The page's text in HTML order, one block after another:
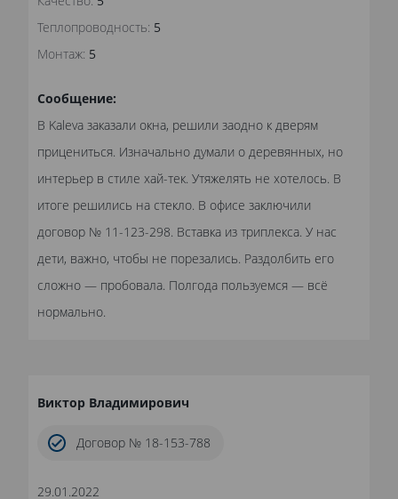
Теплопроводность: 5
Монтаж: 5
Сообщение:
В Kaleva заказали окна, решили заодно к дверям
прицениться. Изначально думали о деревянных, но
интерьер в стиле хай-тек. Утяжелять не хотелось. В
итоге решились на стекло. В офисе заключили
договор № 11-123-298. Вставка из триплекса. У нас
дети, важно, чтобы не порезались. Раздолбить его
сложно — пробовала. Полгода пользуемся — всё
нормально.
Виктор Владимирович
Договор № 18-153-788
29.01.2022